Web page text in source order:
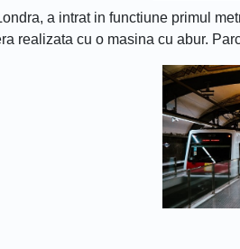
a intrat in functiune primul
realizata cu o masina cu abur.